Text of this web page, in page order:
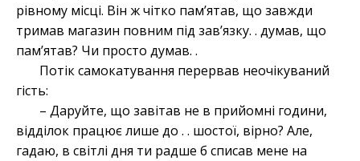
рівному місці. Він ж чітко пам’ятав, що завжди
тримав магазин повним під зав’язку. . думав, що
пам’ятав? Чи просто думав. .
Потік самокатування перервав неочікуваний
гість:
– Даруйте, що завітав не в прийомні години,
відділок працює лише до . . шостої, вірно? Але,
гадаю, в світлі дня ти радше б списав мене на